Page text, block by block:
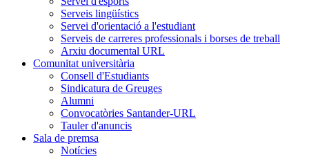
Serveis lingüístics
Servei d'orientació a l'estudiant
Serveis de carreres professionals i borses de treball
Arxiu documental URL
Comunitat universitària
Consell d'Estudiants
Sindicatura de Greuges
Alumni
Convocatòries Santander-URL
Tauler d'anuncis
Sala de premsa
Notícies